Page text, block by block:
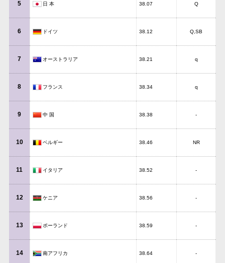
5 日 本 38.07 Q
6 ドイツ 38.12 Q,SB
7 オーストラリア 38.21 q
8 フランス 38.34 q
9 中 国 38.38 -
10 ベルギー 38.46 NR
11 イタリア 38.52 -
12 ケニア 38.56 -
13 ポーランド 38.59 -
14 南アフリカ 38.64 -